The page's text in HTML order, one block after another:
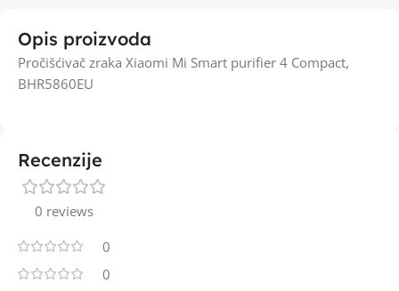
Opis proizvoda
Pročišćivač zraka Xiaomi Mi Smart purifier 4 Compact,
BHR5860EU
Recenzije
0 reviews
0
0